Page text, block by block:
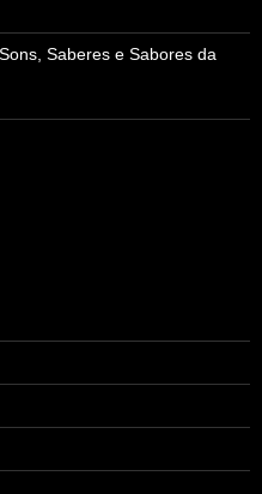
Saberes e Sabores da